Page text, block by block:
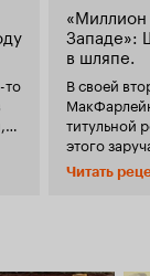
то
Западе»:
в шляпе.
В своей
титульной
этого
величины
Нила
Читать